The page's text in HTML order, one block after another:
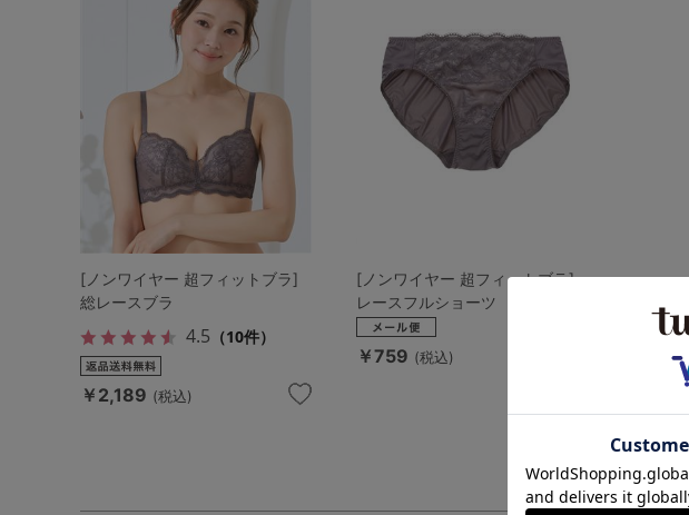
[ノンワイヤー 超フィットブラ]
総レースブラ
4.5 （10件）
￥2,189 (税込)
[ノンワイヤー 超フィットブラ]
レースフルショーツ
￥759 (税込)